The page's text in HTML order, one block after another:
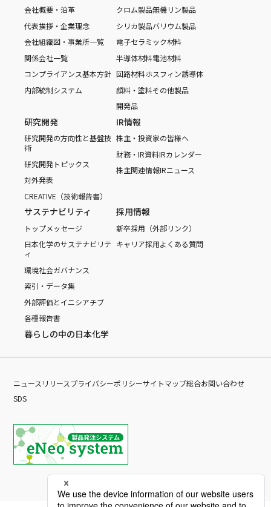
会社概要・沿革
代表挨拶・企業理念
会社組織図・事業所一覧
関係会社一覧
コンプライアンス基本方針
内部統制システム
クロム製品無機リン製品
シリカ製品バリウム製品
電子セラミック材料
半導体材料電池材料
回路材料ホスフィン誘導体
顔料・塗料その他製品
開発品
研究開発
研究開発の方向性と基盤技
術
研究開発トピックス
対外発表
CREATIVE（技術報告書）
IR情報
株主・投資家の皆様へ
財務・IR資料IRカレンダー
株主関連情報IRニュース
サステナビリティ
トップメッセージ
日本化学のサステナビリテ
ィ
環境社会ガバナンス
索引・データ集
外部評価とイニシアチブ
各種報告書
採用情報
新卒採用（外部リンク）
キャリア採用よくある質問
暮らしの中の日本化学
ニュースリリースプライバシーポリシーサイトマップ総合お問い合わせ
SDS